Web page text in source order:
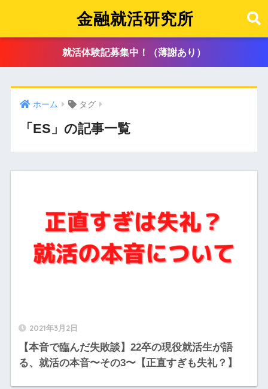
金融就活研究所
就活体験記募集中！（薄謝あり）
ホーム タグ
「ES」の記事一覧
2021年3月2日
【本音で臨んだ失敗談】22卒の現役就活生が語
る、就活の本音〜その3〜【正直すぎも失礼？】